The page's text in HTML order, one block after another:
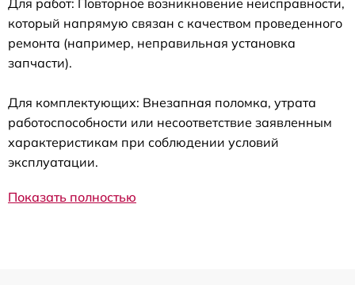
который напрямую связан с качеством проведенного
ремонта (например, неправильная установка
запчасти).
Для комплектующих: Внезапная поломка, утрата
работоспособности или несоответствие заявленным
характеристикам при соблюдении условий
эксплуатации.
Показать полностью